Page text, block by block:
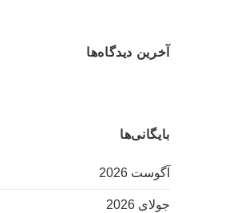
آخرین دیدگاه‌ها
بایگانی‌ها
آگوست 2026
جولای 2026